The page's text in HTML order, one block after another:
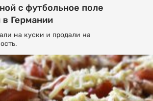
с футбольное поле
в Германии
на куски и продали на